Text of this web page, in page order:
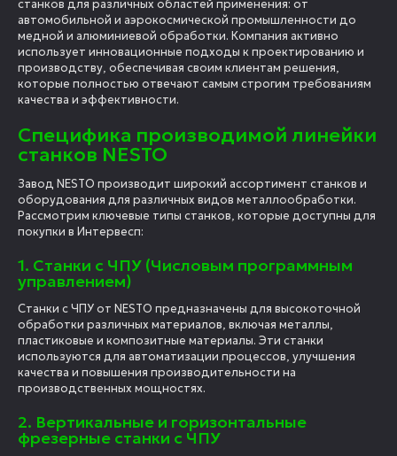
станков для различных областей применения: от
автомобильной и аэрокосмической промышленности до
медной и алюминиевой обработки. Компания активно
использует инновационные подходы к проектированию и
производству, обеспечивая своим клиентам решения,
которые полностью отвечают самым строгим требованиям
качества и эффективности.
Специфика производимой линейки
станков NESTO
Завод NESTO производит широкий ассортимент станков и
оборудования для различных видов металлообработки.
Рассмотрим ключевые типы станков, которые доступны для
покупки в Интервесп:
1. Станки с ЧПУ (Числовым программным
управлением)
Станки с ЧПУ от NESTO предназначены для высокоточной
обработки различных материалов, включая металлы,
пластиковые и композитные материалы. Эти станки
используются для автоматизации процессов, улучшения
качества и повышения производительности на
производственных мощностях.
2. Вертикальные и горизонтальные
фрезерные станки с ЧПУ